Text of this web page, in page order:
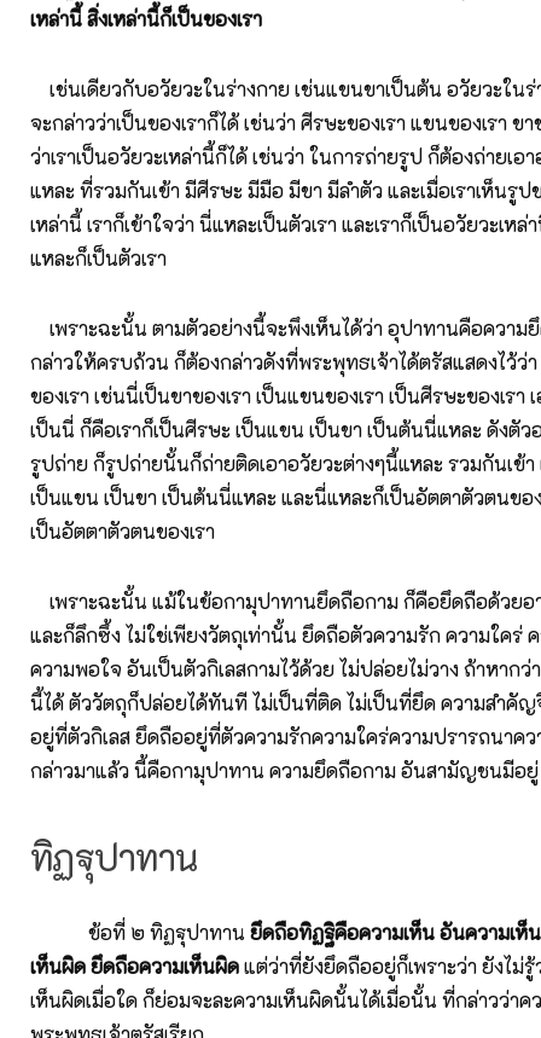
เหล่านี้ สิ่งเหล่านี้ก็เป็นของเรา
เช่นเดียวกับอวัยวะในร่างกาย เช่นแขนขาเป็นต้น อวัยวะใน
จะกล่าวว่าเป็นของเราก็ได้ เช่นว่า ศีรษะของเรา แขนของเรา ขา
ว่าเราเป็นอวัยวะเหล่านี้ก็ได้ เช่นว่า ในการถ่ายรูป ก็ต้องถ่ายเอ
แหละ ที่รวมกันเข้า มีศีรษะ มีมือ มีขา มีลำตัว และเมื่อเราเห็นรูป
เหล่านี้ เราก็เข้าใจว่า นี่แหละเป็นตัวเรา และเราก็เป็นอวัยวะเห
แหละก็เป็นตัวเรา
เพราะฉะนั้น ตามตัวอย่างนี้จะพึงเห็นได้ว่า อุปาทานคือความ
กล่าวให้ครบถ้วน ก็ต้องกล่าวดังที่พระพุทธเจ้าได้ตรัสแสดงไว้ว่า
ของเรา เช่นนี่เป็นขาของเรา เป็นแขนของเรา เป็นศีรษะของเรา
เป็นนี่ ก็คือเราก็เป็นศีรษะ เป็นแขน เป็นขา เป็นต้นนี่แหละ ดังตัว
รูปถ่าย ก็รูปถ่ายนั้นก็ถ่ายติดเอาอวัยวะต่างๆนี้แหละ รวมกันเข้า
เป็นแขน เป็นขา เป็นต้นนี่แหละ และนี่แหละก็เป็นอัตตาตัวตนขอ
เป็นอัตตาตัวตนของเรา
เพราะฉะนั้น แม้ในข้อกามุปาทานยึดถือกาม ก็คือยึดถือด้วยอ
และก็ลึกซึ้ง ไม่ใช่เพียงวัตถุเท่านั้น ยึดถือตัวความรัก ความใคร่
ความพอใจ อันเป็นตัวกิเลสกามไว้ด้วย ไม่ปล่อยไม่วาง ถ้าหากว่
นี้ได้ ตัววัตถุก็ปล่อยได้ทันที ไม่เป็นที่ติด ไม่เป็นที่ยึด ความสำคั
อยู่ที่ตัวกิเลส ยึดถืออยู่ที่ตัวความรักความใคร่ความปรารถนาค
กล่าวมาแล้ว นี้คือกามุปาทาน ความยึดถือกาม อันสามัญชนมีอยู่
ทิฏฐุปาทาน
ข้อที่ ๒ ทิฏฐุปาทาน ยึดถือทิฏฐิคือความเห็น อันความเห็
เห็นผิด ยึดถือความเห็นผิดแต่ว่าที่ยังยึดถืออยู่ก็เพราะว่า ยังไม่รู้
เห็นผิดเมื่อใด ก็ย่อมจะละความเห็นผิดนั้นได้เมื่อนั้น ที่กล่าวว่าค